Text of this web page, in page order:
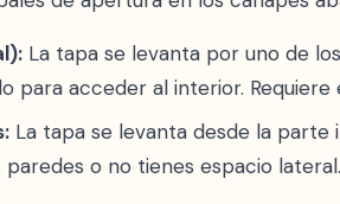
La tapa se levanta por uno de
para acceder al interior.
La tapa se levanta desde la parte
o no tienes espacio lateral.